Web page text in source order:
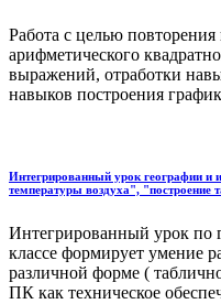
Работа с целью
арифметического
выражений, отработки
навыков построения
Интегрированный урок географии и
температуры воздуха", "построение
Интегрированный урок по
классе формирует умение
различной форме (
ПК как техническое